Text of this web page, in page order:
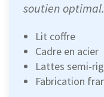
soutien optimal.
Lit coffre
Cadre en acier
Lattes semi-
Fabrication